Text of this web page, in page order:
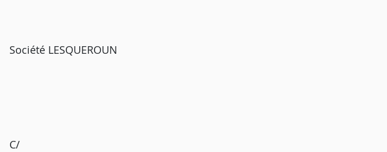
Société LESQUEROUN
C/